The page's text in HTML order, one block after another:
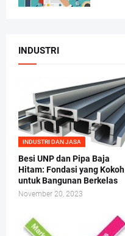
INDUSTRI
INDUSTRI DAN JASA
Besi UNP dan Pipa Baja
Hitam: Fondasi yang Kokoh
untuk Bangunan Berkelas
November 20, 2023